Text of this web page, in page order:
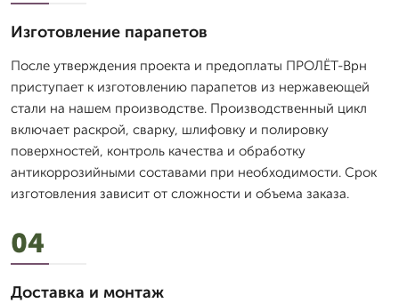
Изготовление парапетов
После утверждения проекта и предоплаты ПРОЛЁТ-Врн
приступает к изготовлению парапетов из нержавеющей
стали на нашем производстве. Производственный цикл
включает раскрой, сварку, шлифовку и полировку
поверхностей, контроль качества и обработку
антикоррозийными составами при необходимости. Срок
изготовления зависит от сложности и объема заказа.
04
Доставка и монтаж